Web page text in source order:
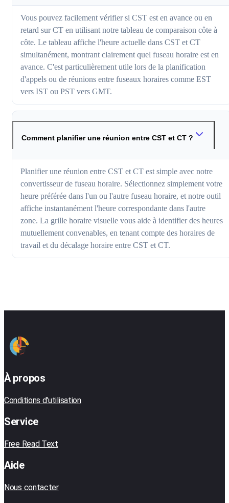
Vous pouvez facilement vérifier si CST est en avance ou en
retard sur CT en utilisant notre tableau de comparaison côte à
côte. Le tableau affiche l'heure actuelle dans CST et CT
simultanément, montrant clairement quel fuseau horaire est en
avance. C'est particulièrement utile lors de la planification
d'appels ou de réunions entre fuseaux horaires comme EST
vers IST ou PST vers GMT.
Comment planifier une réunion entre CST et CT ?
Planifier une réunion entre CST et CT est simple avec notre
convertisseur de fuseau horaire. Sélectionnez simplement votre
heure préférée dans l'un ou l'autre fuseau horaire, et notre outil
affiche instantanément l'heure correspondante dans l'autre
zone. La grille horaire visuelle vous aide à identifier des heures
mutuellement convenables, en tenant compte des horaires de
travail et du décalage horaire entre CST et CT.
À propos
Conditions d'utilisation
Service
Free Read Text
Aide
Nous contacter